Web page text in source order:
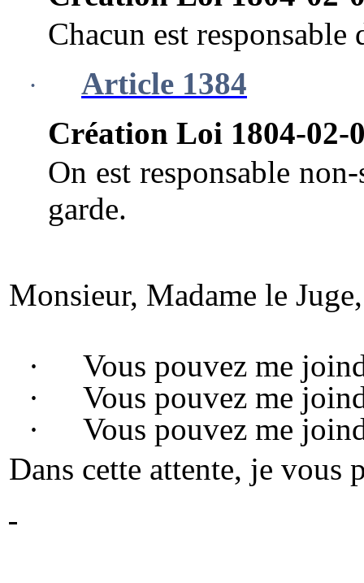
Chacun est
·
Article 1384
Création Loi 1804-02-
On est responsable
garde.
Monsieur, Madame le
·
Vous pouvez me
·
Vous pouvez me
·
Vous pouvez me
Dans cette attente, je vous